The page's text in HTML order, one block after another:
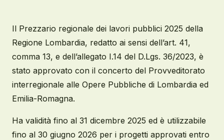
Il Prezzario regionale dei lavori pubblici 2025 della
Regione Lombardia, redatto ai sensi dell’art. 41,
comma 13, e dell’allegato I.14 del D.Lgs. 36/2023, è
stato approvato con il concerto del Provveditorato
interregionale alle Opere Pubbliche di Lombardia ed
Emilia-Romagna.
Ha validità fino al 31 dicembre 2025 ed è utilizzabile
fino al 30 giugno 2026 per i progetti approvati entro